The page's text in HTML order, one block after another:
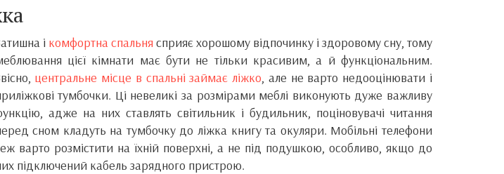
і комфортна спальня сприяє хорошому відпочинку і здоровому сну, тому
цієї кімнати має бути не тільки красивим, а й функціональним.
центральне місце в спальні займає ліжко, але не варто недооцінювати і
тумбочки. Ці невеликі за розмірами меблі виконують дуже важливу
адже на них ставлять світильник і будильник, поціновувачі читання
сном кладуть на тумбочку до ліжка книгу та окуляри. Мобільні телефони
варто розмістити на їхній поверхні, а не під подушкою, особливо, якщо до
підключений кабель зарядного пристрою.